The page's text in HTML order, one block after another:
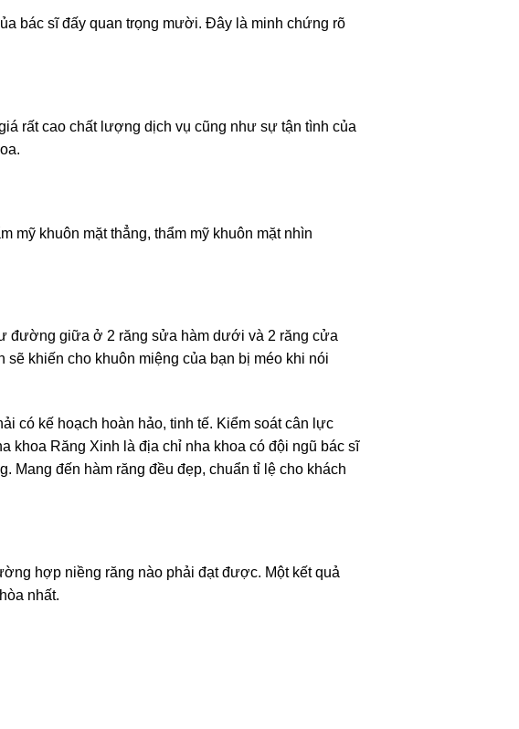
bác sĩ đấy quan trọng mười. Đây là minh chứng rõ
rất cao chất lượng dịch vụ cũng như sự tận tình của
khuôn mặt thẳng, thẩm mỹ khuôn mặt nhìn
đường giữa ở 2 răng sửa hàm dưới và 2 răng cửa
khiến cho khuôn miệng của bạn bị méo khi nói
có kế hoạch hoàn hảo, tinh tế. Kiểm soát cân lực
khoa Răng Xinh là địa chỉ nha khoa có đội ngũ bác sĩ
đến hàm răng đều đẹp, chuẩn tỉ lệ cho khách
hợp niềng răng nào phải đạt được. Một kết quả
nhất.
gia
thẩm mỹ
lý